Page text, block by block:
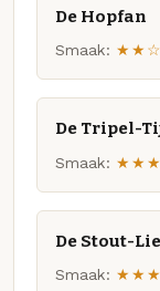
De Hopfan
Smaak:
De Tripel-
Smaak:
De Stout-
Smaak: